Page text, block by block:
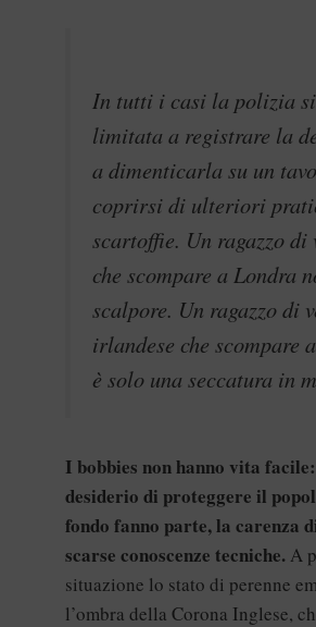
In tutti i casi la polizia
limitata a registrare la
a dimenticarla su un
coprirsi di ulteriori
scartoffie. Un ragazzo di
che scompare a Londra
scalpore. Un ragazzo di
irlandese che scompare
è solo una seccatura in
I bobbies non hanno vita
desiderio di proteggere il
fondo fanno parte, la carenza
scarse conoscenze tecniche. A
situazione lo stato di perenne
l’ombra della Corona Inglese,